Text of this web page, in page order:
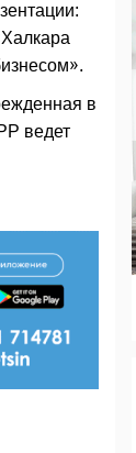
в
ведет